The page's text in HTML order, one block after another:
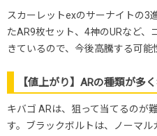
スカーレットexのサーナイトの3
たAR9枚セット、4神のURなど、
きているので、今後高騰する可能
【値上がり】ARの種類が多
キバゴ ARは、狙って当てるのが
す。ブラックボルトは、ノーマ